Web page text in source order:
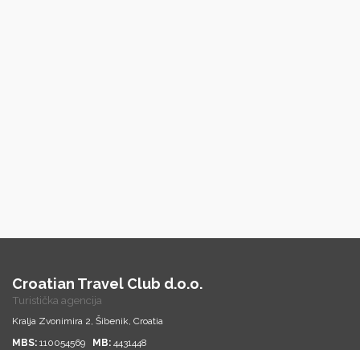
Croatian Travel Club d.o.o.
Turistička agencija
Kralja Zvonimira 2, Šibenik, Croatia
MBS: 110054569 MB: 4431448